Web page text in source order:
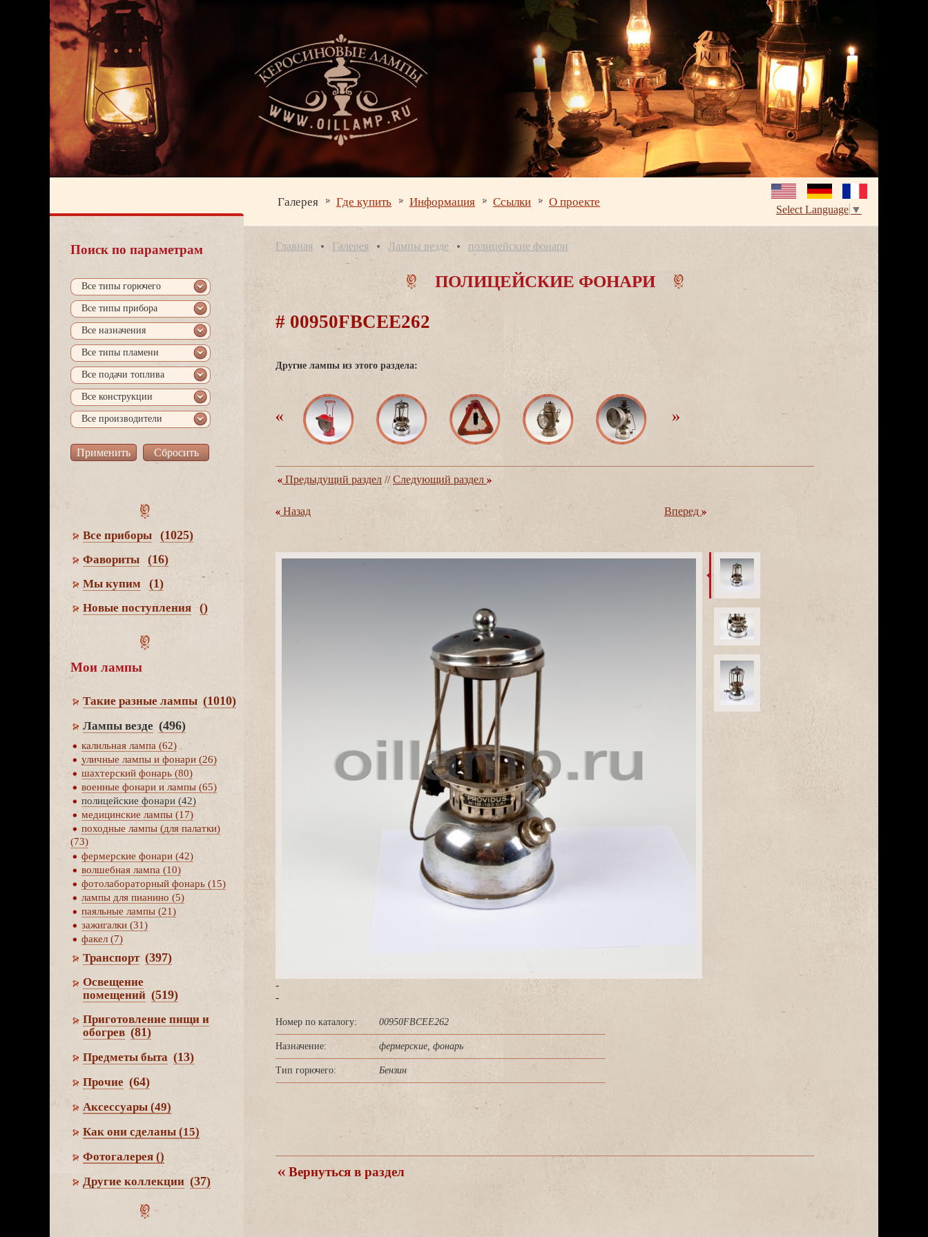
Галерея Где купить Информация Ссылки О проекте
Select Language ▼
Поиск по параметрам
се типы горючего
се типы прибора
се назначения
се типы пламени
се подачи топлива
се конструкции
се производители
се приборы (1025)
Фавориты (16)
Мы купим (1)
Новые поступления ()
Мои лампы
Такие разные лампы (1010)
Лампы везде (496)
калильная лампа (62)
уличные лампы и фонари (26)
шахтерский фонарь (80)
оенные фонари и лампы (65)
полицейские фонари (42)
медицинские лампы (17)
походные лампы (для палатки)
(73)
фермерские фонари (42)
олшебная лампа (10)
фотолабораторный фонарь (15)
лампы для пианино (5)
паяльные лампы (21)
зажигалки (31)
факел (7)
Транспорт (397)
Освещение
помещений (519)
Приготовление пищи и
обогре (81)
Предметы быта (13)
Прочие (64)
Аксессуары (49)
Как они сделаны (15)
Фотогалерея ()
Другие коллекции (37)
Главная Галерея Лампы везде полицейские фонари
ПОЛИЦЕЙСКИЕ ФОНАРИ
# 00950FBCEE262
Другие лампы из этого раздела:
Предыдущий раздел //Следующий раздел
Назад перед
-
-
Номер по каталогу: 00950FBCEE262
Назначение: фермерские, фонарь
Тип горючего: Бензин
ернуться в раздел